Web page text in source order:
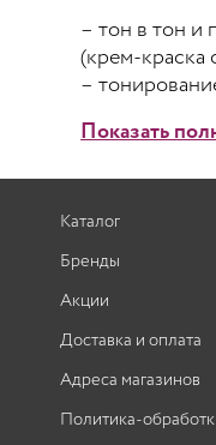
– тон в тон и
(крем-краска
–
Показать
Каталог
Бренды
Акции
Доставка и оплата
Адреса магазинов
Политика-